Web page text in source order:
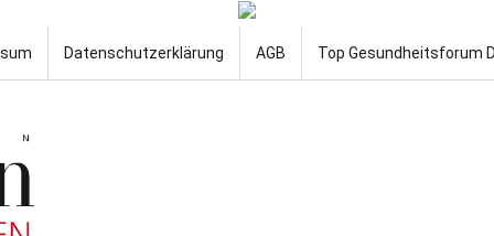
Datenschutzerklärung AGB Top Gesundheitsforum